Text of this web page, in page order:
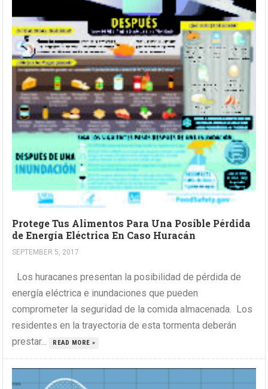
Protege Tus Alimentos Para Una Posible Pérdida
de Energía Eléctrica En Caso Huracán
SEPTEMBER 5, 2017
Los huracanes presentan la posibilidad de pérdida de
energía eléctrica e inundaciones que pueden
comprometer la seguridad de la comida almacenada. Los
residentes en la trayectoria de esta tormenta deberán
prestar...
READ MORE »